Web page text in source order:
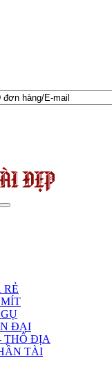
RẺ
ĐẠI
THỔ ĐỊA
TÀI